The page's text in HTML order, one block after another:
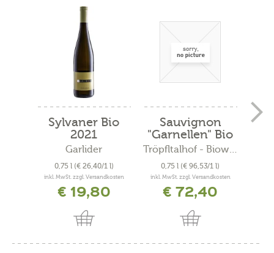
Sylvaner Bio
2021
Garlider
0,75 l (€ 26,40/1 l)
inkl. MwSt. zzgl. Versandkosten
€ 19,80
Sauvignon
"Garnellen" Bio
2019
Tröpfltalhof - Bioweinhof
0,75 l (€ 96,53/1 l)
inkl. MwSt. zzgl. Versandkosten
€ 72,40